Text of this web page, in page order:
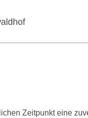
Zeitpunkt eine